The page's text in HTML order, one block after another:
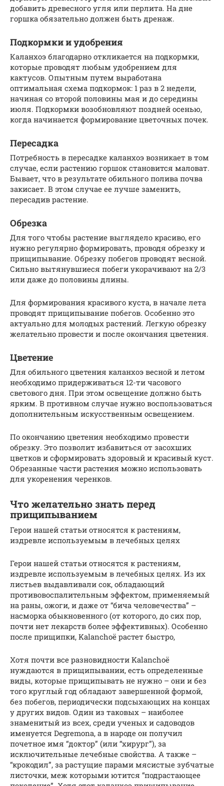
добавить древесного угля или перлита. На дне
горшка обязательно должен быть дренаж.
Подкормки и удобрения
Каланхоэ благодарно откликается на подкормки,
которые проводят любым удобрением для
кактусов. Опытным путем выработана
оптимальная схема подкормок: 1 раз в 2 недели,
начиная со второй половины мая и до середины
июля. Подкормки возобновляют поздней осенью,
когда начинается формирование цветочных почек.
Пересадка
Потребность в пересадке каланхоэ возникает в том
случае, если растению горшок становится маловат.
Бывает, что в результате обильного полива почва
закисает. В этом случае ее лучше заменить,
пересадив растение.
Обрезка
Для того чтобы растение выглядело красиво, его
нужно регулярно формировать, проводя обрезку и
прищипывание. Обрезку побегов проводят весной.
Сильно вытянувшиеся побеги укорачивают на 2/3
или даже до половины длины.
Для формирования красивого куста, в начале лета
проводят прищипывание побегов. Особенно это
актуально для молодых растений. Легкую обрезку
желательно провести и после окончания цветения.
Цветение
Для обильного цветения каланхоэ весной и летом
необходимо придерживаться 12-ти часового
светового дня. При этом освещение должно быть
ярким. В противном случае нужно воспользоваться
дополнительным искусственным освещением.
По окончанию цветения необходимо провести
обрезку. Это позволит избавиться от засохших
цветков и сформировать здоровый и красивый куст.
Обрезанные части растения можно использовать
для укоренения черенков.
Что желательно знать перед
прищипыванием
Герои нашей статьи относятся к растениям,
издревле используемым в лечебных целях
Герои нашей статьи относятся к растениям,
издревле используемым в лечебных целях. Из их
листьев выдавливали сок, обладающий
противовоспалительным эффектом, применяемый
на раны, ожоги, и даже от “бича человечества” –
насморка обыкновенного (от которого, до сих пор,
почти нет лекарств более эффективных). Особенно
после прищипки, Kalanchoë растет быстро,
Хотя почти все разновидности Kalanchoë
нуждаются в прищипывании, есть определенные
виды, которые прищипывать не нужно – они и без
того круглый год обладают завершенной формой,
без побегов, периодически подсыхающих на концах
у других видов. Один из таковых – наиболее
знаменитый из всех, среди ученых и садоводов
именуется Degremona, а в народе он получил
почетное имя “доктор” (или “хирург”), за
исключительные лечебные свойства. А также –
“крокодил”, за растущие парами мясистые зубчатые
листочки, меж которыми ютится “подрастающее